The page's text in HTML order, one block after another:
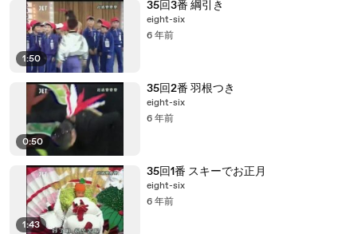
1:50
35回3番 綱引き
eight-six
6 年前
0:50
35回2番 羽根つき
eight-six
6 年前
1:43
35回1番 スキーでお正月
eight-six
6 年前